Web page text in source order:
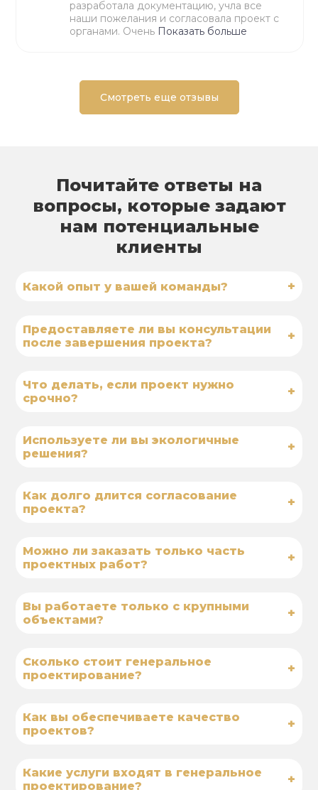
разработала документацию, учла все
наши пожелания и согласовала проект с
органами. Очень Показать больше
Смотреть еще отзывы
Почитайте ответы на
вопросы, которые задают
нам потенциальные
клиенты
Какой опыт у вашей команды? +
Предоставляете ли вы консультации
после завершения проекта?
+
Что делать, если проект нужно
срочно?
+
Используете ли вы экологичные
решения?
+
Как долго длится согласование
проекта?
+
Можно ли заказать только часть
проектных работ?
+
Вы работаете только с крупными
объектами?
+
Сколько стоит генеральное
проектирование?
+
Как вы обеспечиваете качество
проектов?
+
Какие услуги входят в генеральное
проектирование?
+